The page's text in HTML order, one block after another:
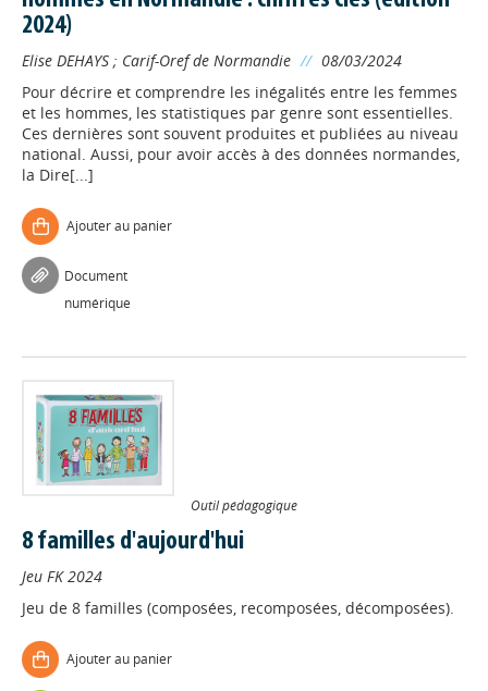
2024)
Elise DEHAYS ; Carif-Oref de Normandie // 08/03/2024
Pour décrire et comprendre les inégalités entre les femmes
et les hommes, les statistiques par genre sont essentielles.
Ces dernières sont souvent produites et publiées au niveau
national. Aussi, pour avoir accès à des données normandes,
la Dire[...]
Ajouter au panier
Document
numérique
Outil pédagogique
8 familles d'aujourd'hui
Jeu FK 2024
Jeu de 8 familles (composées, recomposées, décomposées).
Ajouter au panier